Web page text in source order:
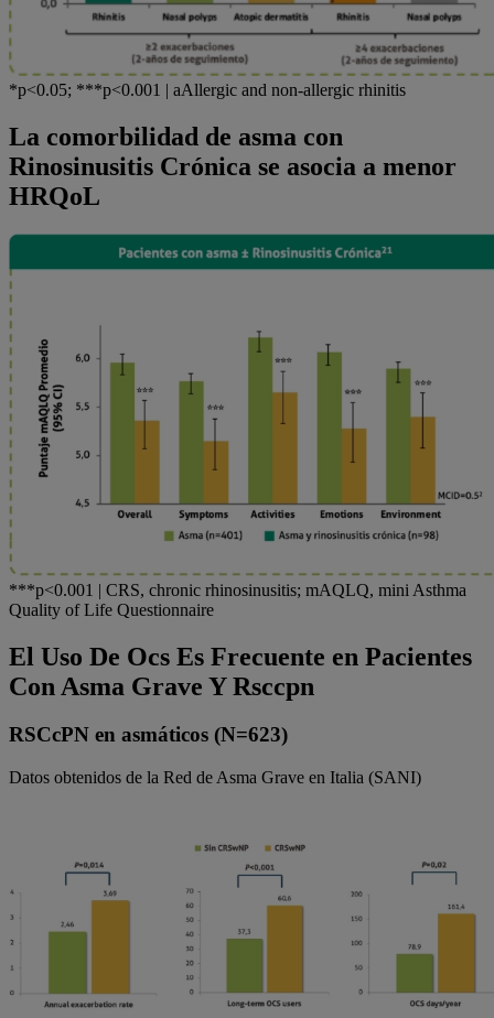
*p<0.05; ***p<0.001 | aAllergic and non-allergic rhinitis
La comorbilidad de asma con
Rinosinusitis Crónica se asocia a menor
HRQoL
***p<0.001 | CRS, chronic rhinosinusitis; mAQLQ, mini Asthma
Quality of Life Questionnaire
El Uso De Ocs Es Frecuente en Pacientes
Con Asma Grave Y Rsccpn
RSCcPN en asmáticos (N=623)
Datos obtenidos de la Red de Asma Grave en Italia (SANI)